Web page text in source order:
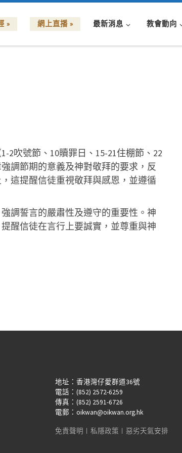
» 網上直播 » 最新消息 教會動向
2吹號節、10贖罪日、15-21住棚節、22
調節期的意義及神對敬拜的要求，反
這提醒信徒重視敬拜與感恩，並遵循
調誓言的嚴肅性及遵守的重要性。神
醒信徒在言行上要誠實，並尊重與神
地址：香港灣仔愛群道36號
電話：(852) 2572-6259
傳真：(852) 2591-6726
電郵：oikwan@oikwan.org.hk
免責聲明 ︱ 私隱政策 ︱ 惡劣天氣安排